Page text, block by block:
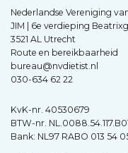
Nederlandse Vereniging
JIM | 6e verdieping
3521 AL Utrecht
Route en bereikbaarheid
bureau@nvdietist.nl
030-634 62 22
KvK-nr. 40530679
BTW-nr.
Bank: NL97 RABO 013 54